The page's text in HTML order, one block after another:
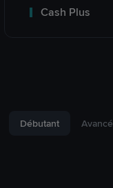
Cash Plus
Débutant Avancé